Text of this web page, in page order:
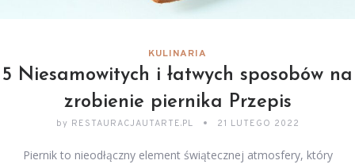
KULINARIA
5 Niesamowitych i łatwych sposobów na
zrobienie piernika Przepis
by RESTAURACJAUTARTE.PL 21 LUTEGO 2022
Piernik to nieodłączny element świątecznej atmosfery, który